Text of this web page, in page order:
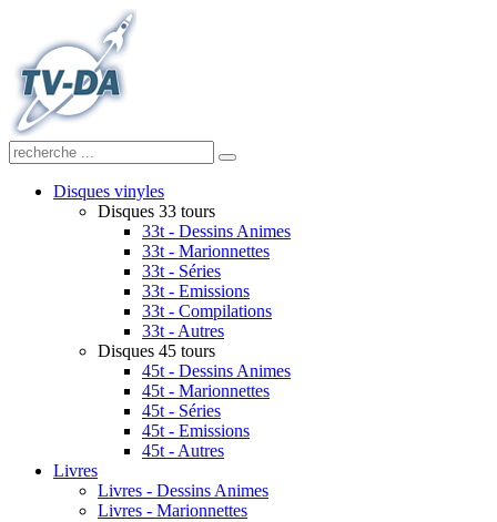
Disques vinyles
Disques 33 tours
33t - Dessins Animes
33t - Marionnettes
33t - Séries
33t - Emissions
33t - Compilations
33t - Autres
Disques 45 tours
45t - Dessins Animes
45t - Marionnettes
45t - Séries
45t - Emissions
45t - Autres
Livres
Livres - Dessins Animes
Livres - Marionnettes